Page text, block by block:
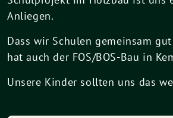
Anliegen.
Dass wir Schulen gemeinsam
hat auch der FOS/BOS-Bau in
Unsere Kinder sollten uns das